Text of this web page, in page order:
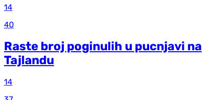
14
40
Raste broj poginulih u pucnjavi na
Tajlandu
14